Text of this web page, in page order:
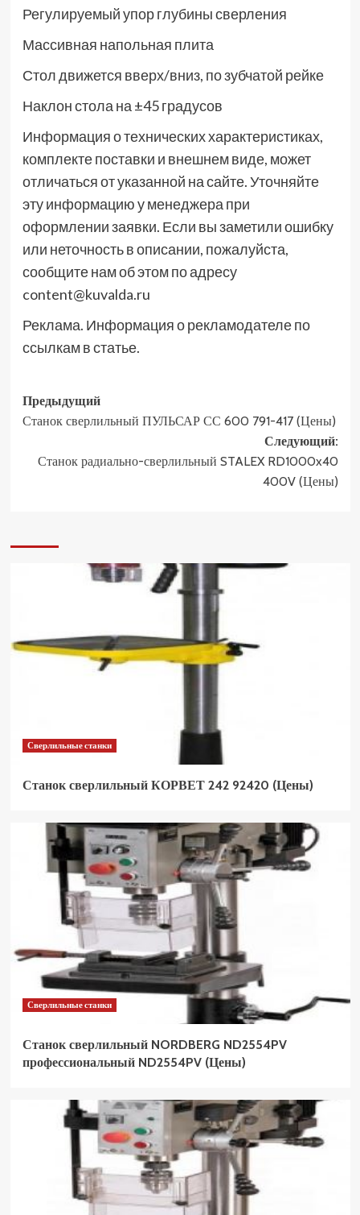
Регулируемый упор глубины сверления
Массивная напольная плита
Стол движется вверх/вниз, по зубчатой рейке
Наклон стола на ±45 градусов
Информация о технических характеристиках,
комплекте поставки и внешнем виде, может
отличаться от указанной на сайте. Уточняйте
эту информацию у менеджера при
оформлении заявки. Если вы заметили ошибку
или неточность в описании, пожалуйста,
сообщите нам об этом по адресу
content@kuvalda.ru
Реклама. Информация о рекламодателе по
ссылкам в статье.
Навигация
записи
Предыдущий
Станок сверлильный ПУЛЬСАР СС 600 791-417 (Цены)
Следующий:
Станок радиально-сверлильный STALEX RD1000x40
400V (Цены)
Сверлильные станки
Станок сверлильный КОРВЕТ 242 92420 (Цены)
Сверлильные станки
Станок сверлильный NORDBERG ND2554PV
профессиональный ND2554PV (Цены)